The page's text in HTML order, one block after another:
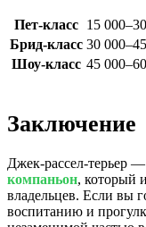
Пет-класс 15
Брид-класс 30
Шоу-класс 45
Заключение
Джек-рассел-терьер —
компаньон, который
владельцев. Если вы
воспитанию и